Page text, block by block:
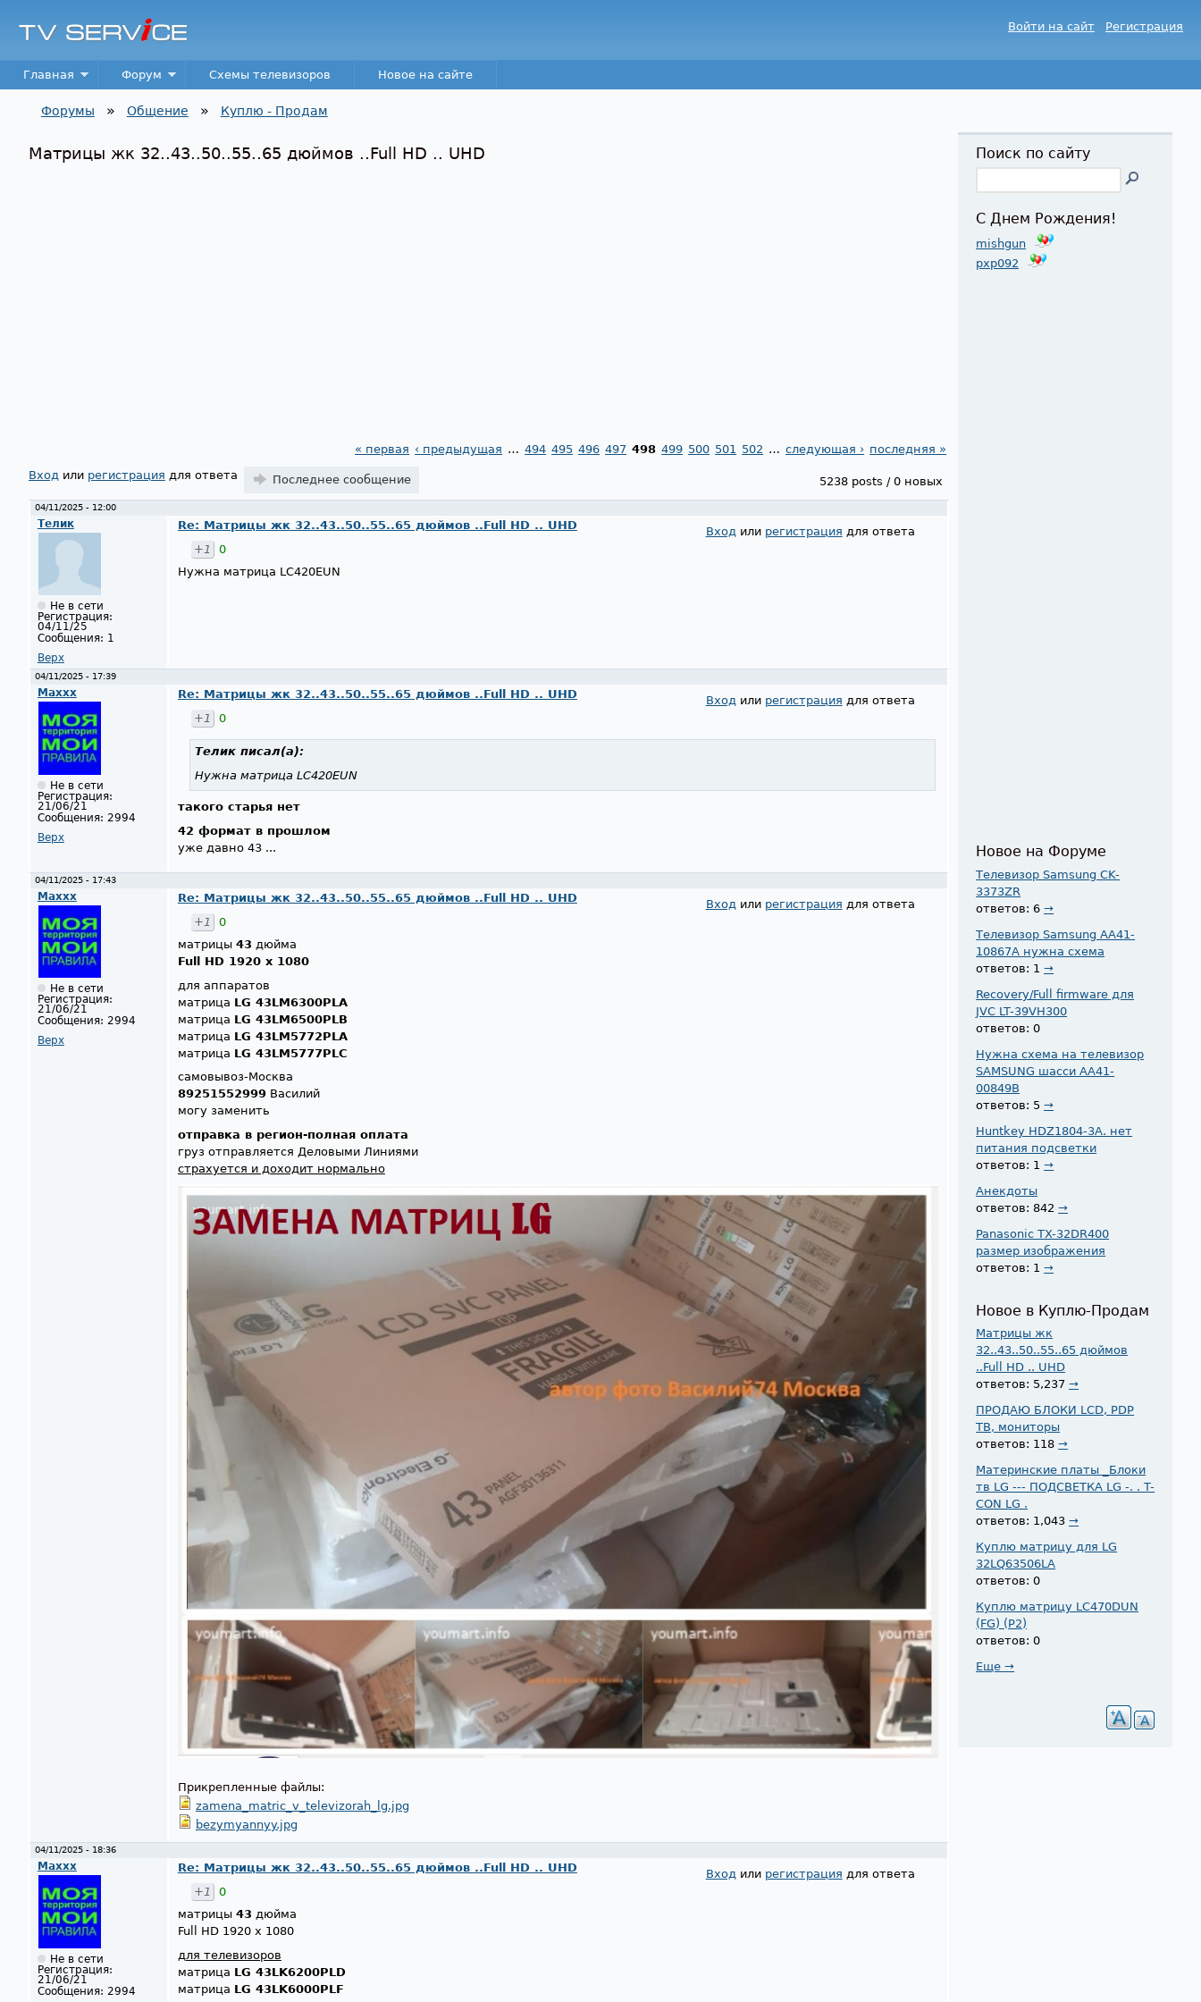
TV
Service
Войти на сайт Регистрация
Main menu
Главная Форум Схемы телевизоров Новое на сайте
Форумы » Общение » Куплю - Продам
Матрицы жк 32..43..50..55..65 дюймов ..Full HD .. UHD
Страницы
« первая ‹ предыдущая … 494 495 496 497 498 499 500 501 502 … следующая › последняя »
5238 posts / 0 новых
Входили регистрация для ответа Последнее сообщение
04/11/2025 - 12:00
Телик
Не в сети
Регистрация:
04/11/25
Сообщения: 1
Верх
Входили регистрация для ответа
Re: Матрицы жк 32..43..50..55..65 дюймов ..Full HD .. UHD
+1
0
Нужна матрица LC420EUN
04/11/2025 - 17:39
Maxxx
Не в сети
Регистрация:
21/06/21
Сообщения: 2994
Верх
Входили регистрация для ответа
Re: Матрицы жк 32..43..50..55..65 дюймов ..Full HD .. UHD
+1
0
Теликписал(а):
Нужна матрица LC420EUN
такого старья нет
42 формат в прошлом
уже давно 43 ...
04/11/2025 - 17:43
Maxxx
Не в сети
Регистрация:
21/06/21
Сообщения: 2994
Верх
Вход или регистрация для ответа
Re: Матрицы жк 32..43..50..55..65 дюймов ..Full HD .. UHD
+1
0
матрицы 43 дюйма
Full HD 1920 x 1080
для аппаратов
матрица LG 43LM6300PLA
матрица LG 43LM6500PLB
матрица LG 43LM5772PLA
матрица LG 43LM5777PL​​​​​C
самовывоз-Москва
89251552999Василий
могу заменить
отправка в регион-полная оплата
груз отправляется Деловыми Линиями
страхуется и доходит нормально
Прикрепленные файлы:
zamena_matric_v_televizorah_lg.jpg
bezymyannyy.jpg
04/11/2025 - 18:36
Maxxx
Не в сети
Регистрация:
21/06/21
Сообщения: 2994
Входили регистрация для ответа
Re: Матрицы жк 32..43..50..55..65 дюймов ..Full HD .. UHD
+1
0
матрицы 43 дюйма
Full HD 1920 x 1080
для телевизоров
матрица LG 43LK6200PLD
матрица LG 43LK6000PLF
Поиск по сайту
С Днем Рождения!
mishgun
pxp092
Новое на Форуме
Телевизор Samsung CK-
3373ZR
ответов: 6→
Телевизор Samsung AA41-
10867A нужна схема
ответов: 1→
Recovery/Full firmware для
JVC LT-39VH300
ответов: 0
Нужна схема на телевизор
SAMSUNG шасси AA41-
00849B
ответов: 5→
Huntkey HDZ1804-3A. нет
питания подсветки
ответов: 1→
Анекдоты
ответов: 842→
Panasonic TX-32DR400
размер изображения
ответов: 1→
Новое в Куплю-Продам
Матрицы жк
32..43..50..55..65 дюймов
..Full HD .. UHD
ответов: 5,237→
ПРОДАЮ БЛОКИ LCD, PDP
ТВ, мониторы
ответов: 118→
Материнские платы _Блоки
тв LG --- ПОДСВЕТКА LG -. . T-
CON LG .
ответов: 1,043→
Куплю матрицу для LG
32LQ63506LA
ответов: 0
Куплю матрицу LC470DUN
(FG) (P2)
ответов: 0
Еще →